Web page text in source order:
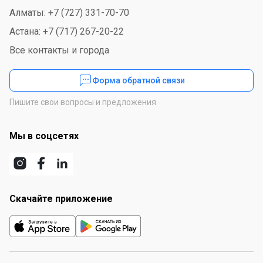
Алматы: +7 (727) 331-70-70
Астана: +7 (717) 267-20-22
Все контакты и города
Форма обратной связи
Пишите свои вопросы и предложения
Мы в соцсетях
Скачайте приложение